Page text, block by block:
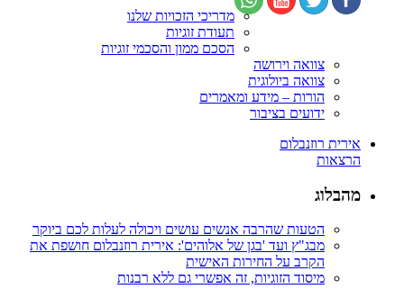
מדריכי הזכויות שלנו
תעודת זוגיות
הסכם ממון והסכמי זוגיות
צוואה וירושה
צוואה ביולוגית
הורות – מידע ומאמרים
ידועים בציבור
אירית רוזנבלום
הרצאות
מהבלוג
הטעות שהרבה אנשים עושים ויכולה לעלות לכם ביוקר
מבג"ץ ועד 'בגן של אלוהים': אירית רוזנבלום חושפת את
הקרב על החירות האישית
מיסוד הזוגיות, זה אפשרי גם ללא רבנות